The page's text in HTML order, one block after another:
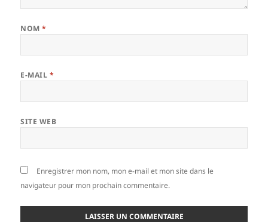
NOM*
E-MAIL *
SITE WEB
Enregistrer mon nom, mon e-mail et mon site dans le
navigateur pour mon prochain commentaire.